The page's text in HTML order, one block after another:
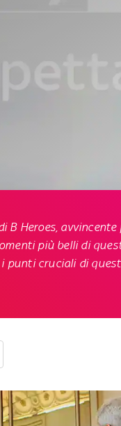
B Heroes ,
più bellidi
punti cruciali di